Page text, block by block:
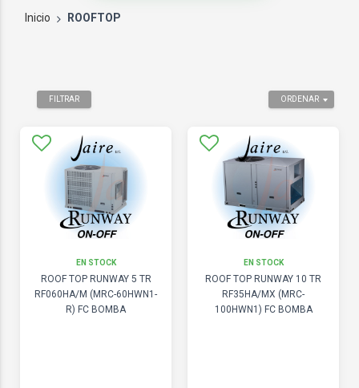
Inicio ROOFTOP
ORDENAR
FILTRAR
EN STOCK
ROOF TOP RUNWAY 5 TR
RF060HA/M (MRC-60HWN1-
R) FC BOMBA
EN STOCK
ROOF TOP RUNWAY 10 TR
RF35HA/MX (MRC-
100HWN1) FC BOMBA